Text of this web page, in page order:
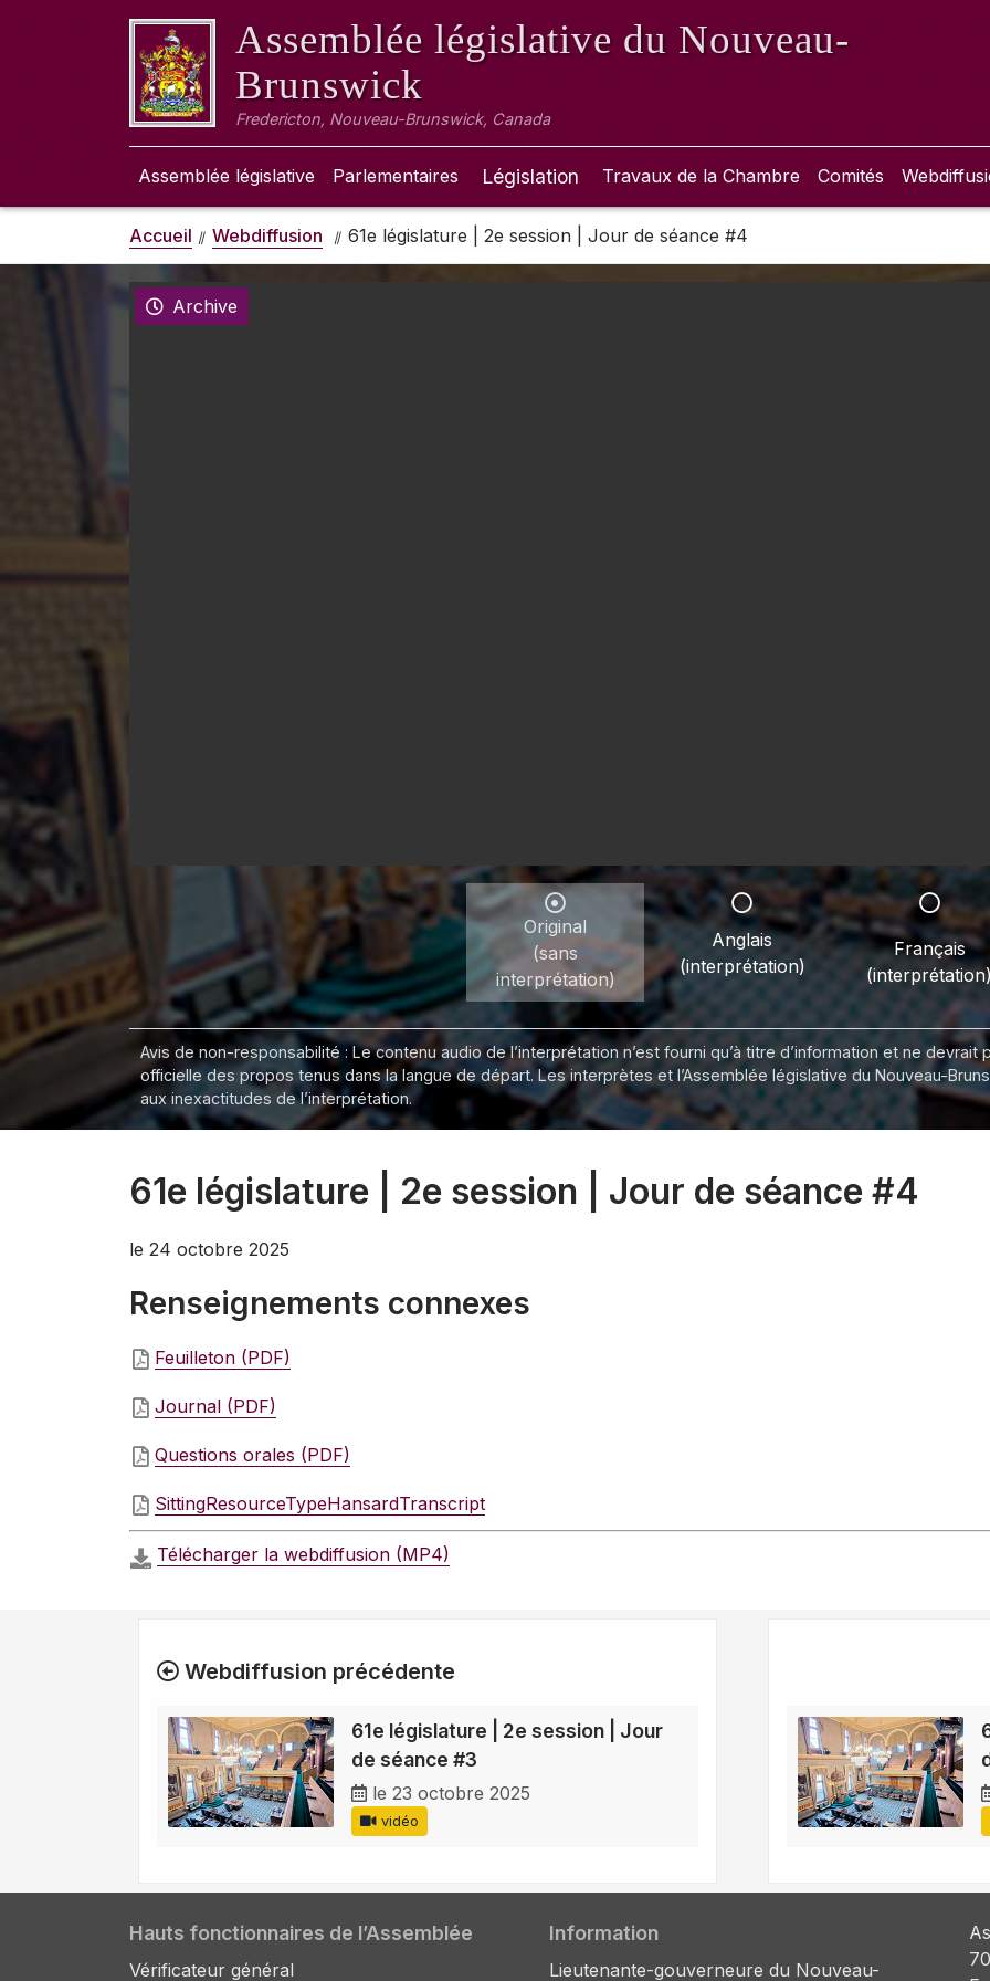
Assemblée législative du Nouveau-
Brunswick
Fredericton, Nouveau-Brunswick, Canada
Assemblée législative Parlementaires Législation Travaux de la Chambre Comités
Accueil Webdiffusion 61e législature | 2e session | Jour de séance #4
Archive
Original
(sans
interprétation)
Anglais
(interprétation)
Français
Avis de non-responsabilité : Le contenu audio de l’interprétation n’est fourni qu’à titre d’information et ne
officielle des propos tenus dans la langue de départ. Les interprètes et l’Assemblée législative du Nouveau-
aux inexactitudes de l’interprétation.
61e législature | 2e session | Jour de séance #4
le 24 octobre 2025
Renseignements connexes
Feuilleton (PDF)
Journal (PDF)
Questions orales (PDF)
SittingResourceTypeHansardTranscript
Télécharger la webdiffusion (MP4)
Webdiffusion précédente
61e législature | 2e session | Jour
de séance #3
le 23 octobre 2025
vidéo
Hauts fonctionnaires de l’Assemblée
Vérificateur général
Information
Lieutenante-gouverneure du Nouveau-